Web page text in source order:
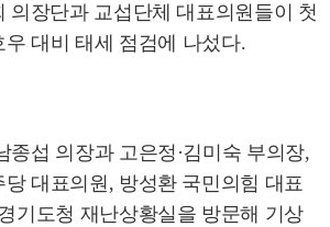
의장단과 교섭단체 대표의원들이 첫
우 대비 태세 점검에 나섰다.
종섭 의장과 고은정·김미숙 부의장,
대표의원, 방성환 국민의힘 대표
기도청 재난상황실을 방문해 기상